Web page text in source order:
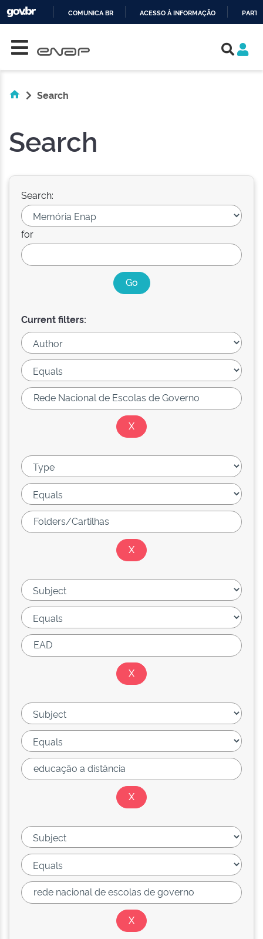
COMUNICA BR ACESSO À INFORMAÇÃO
Search
Search
Search:
for
Current filters: